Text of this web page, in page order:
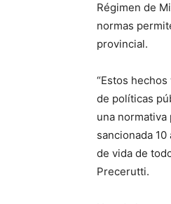
Régimen de
normas
provincial.
“Estos
de políticas
una
sancionada
de vida de
Precerutti.